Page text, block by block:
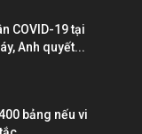
COVID-19 tại
Anh quyết...
bảng nếu vi